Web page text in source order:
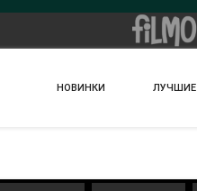
НОВИНКИ ЛУЧШИЕ